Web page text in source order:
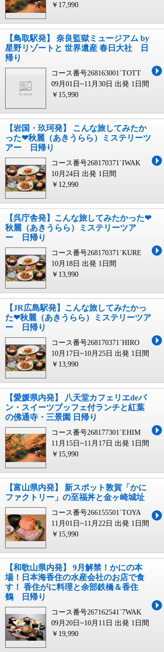
￥17,990
【鳥取駅発】 奈良監獄ミュージアム by
星野リゾートと 世界遺産 春日大社 日
帰り
コース番号268163001`TOTT
09月01日~11月30日 出発 1日間
￥15,990
【岩国・玖珂発】 こんな旅してみたか
った❤秋麗（あきうらら）ミステリーツ
アー 日帰り
コース番号268170371`IWAK
10月24日 出発 1日間
￥12,990
【呉庁舎発】こんな旅してみたかった❤
秋麗（あきうらら）ミステリーツア
ー 日帰り
コース番号268170371`KURE
10月18日 出発 1日間
￥13,990
【JR広島駅発】こんな旅してみたかっ
た❤秋麗（あきうらら）ミステリーツア
ー 日帰り
コース番号268170371`HIRO
10月17日~10月25日 出発 1日間
￥13,990
【愛媛県内発】 八天堂カフェリエdeパ
ン・スイーツブッフェ付ランチと紅葉
の佛通寺・三景園 日帰り
コース番号268177301`EHIM
11月15日~11月17日 出発 1日間
￥15,990
【富山県内発】 新スポット敦賀「かに
ファクトリー」の至福丼と金ヶ崎城址
コース番号266155501`TOYA
11月01日~11月22日 出発 1日間
￥15,990
【和歌山県内発】 9月解禁！かにの本
場！日本海香住の水産会社のお店で食
す！ 香住がに料理と余部鉄橋＆香住
鶴 日帰り
コース番号267162541`7WAK
09月20日~10月11日 出発 1日間
￥19,990